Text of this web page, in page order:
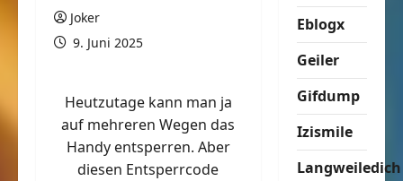
Joker
9. Juni 2025
Heutzutage kann man ja
auf mehreren Wegen das
Handy entsperren. Aber
diesen Entsperrcode
Eblogx
Geiler
Gifdump
Izismile
Langweiledich